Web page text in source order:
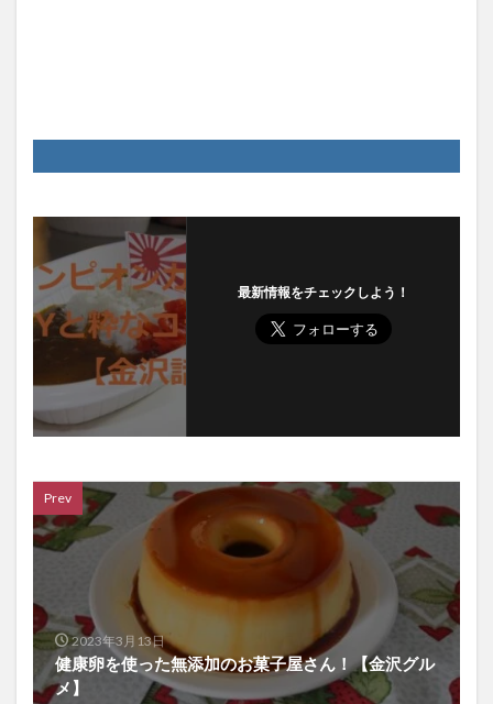
最新情報をチェックしよう！
Prev
2023年3月13日
健康卵を使った無添加のお菓子屋さん！【金沢グル
メ】